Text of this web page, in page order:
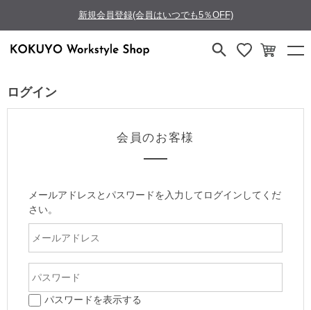
新規会員登録(会員はいつでも5％OFF)
ログイン
会員のお客様
メールアドレスとパスワードを入力してログインしてくだ
さい。
パスワードを表示する